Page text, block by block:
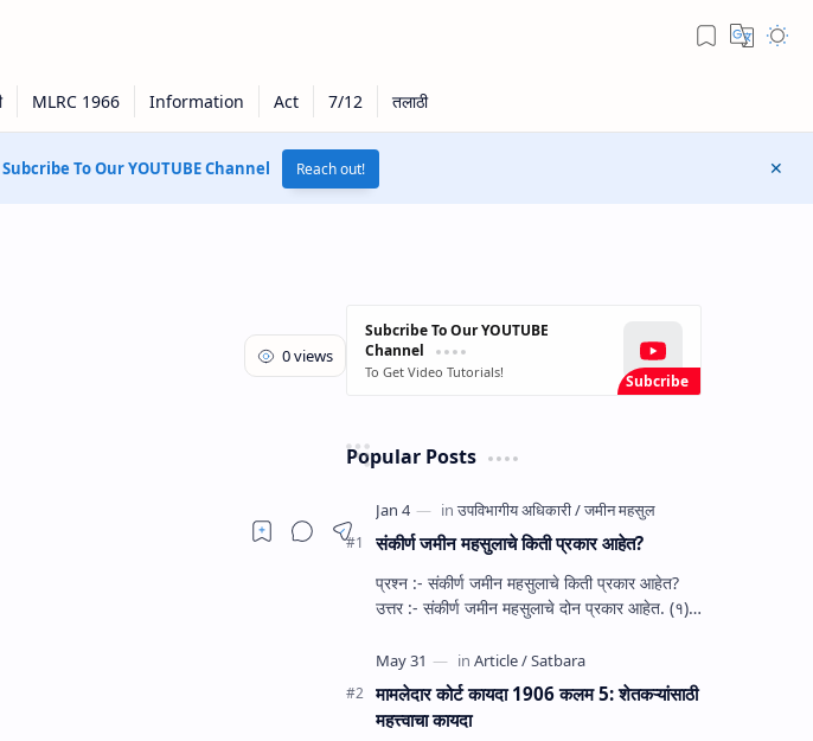
Subcribe To Our YOUTUBE Channel Reach out!
Subcribe To Our YOUTUBE
Channel
To Get Video Tutorials!
Popular Posts
संकीर्ण जमीन महसुलाचे किती प्रकार आहेत?
प्रश्‍न :- संकीर्ण जमीन महसुलाचे किती प्रकार आहेत?
उत्तर :- संकीर्ण जमीन महसुलाचे दोन प्रकार आहेत. (१)
मामलेदार कोर्ट कायदा 1906 कलम 5: शेतकऱ्यांसाठी
महत्त्वाचा कायदा